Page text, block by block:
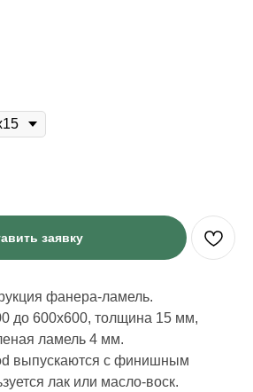
заявку
фанера-ламель.
до 600х600, толщина 15 мм,
ламель 4 мм.
выпускаются с финишным
лак или масло-воск.